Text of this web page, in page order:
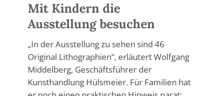
Mit Kindern die
Ausstellung besuchen
„In der Ausstellung zu sehen sind 46
Original Lithographien“, erläutert Wolfgang
Middelberg, Geschäftsführer der
Kunsthandlung Hülsmeier. Für Familien hat